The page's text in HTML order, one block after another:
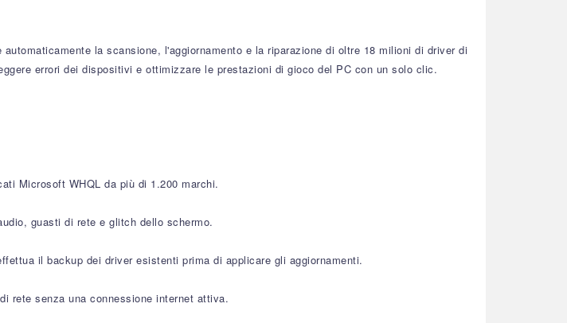
la scansione, l'aggiornamento e la riparazione di oltre 18 milioni di driver di
errori dei dispositivi e ottimizzare le prestazioni di gioco del PC con un solo clic.
Microsoft WHQL da più di 1.200 marchi.
guasti di rete e glitch dello schermo.
il backup dei driver esistenti prima di applicare gli aggiornamenti.
rete senza una connessione internet attiva.